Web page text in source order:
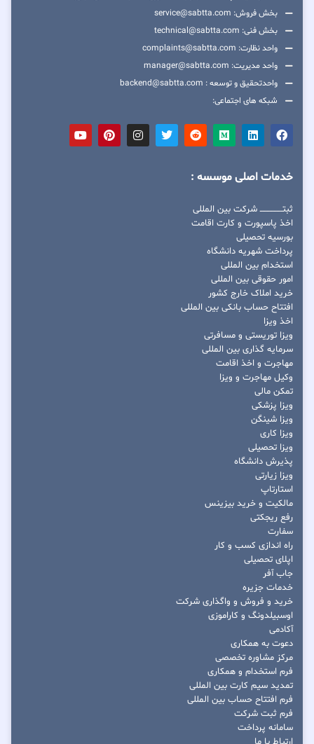
بخش فروش: service@sabtta.com
بخش فنی: technical@sabtta.com
واحد نظارت: complaints@sabtta.com
واحد مدیریت: manager@sabtta.com
واحدتحقیق و توسعه : backend@sabtta.com
شبکه های اجتماعی:
خدمات اصلی موسسه :
ثبتــــــــــــــــ شرکت بین المللی
اخذ پاسپورت و کارت اقامت
بورسیه تحصیلی
پرداخت شهریه دانشگاه
استخدام بین المللی
امور حقوقی بین المللی
خرید املاک خارج کشور
افتتاح حساب بانکی بین المللی
اخذ ویزا
ویزا توریستی و مسافرتی
سرمایه گذاری بین المللی
مهاجرت و اخذ اقامت
وکیل مهاجرت و ویزا
تمکن مالی
ویزا پزشکی
ویزا شینگن
ویزا کاری
ویزا تحصیلی
پذیرش دانشگاه
ویزا زیارتی
استارتاپ
مالکیت و خرید بیزینس
رفع ریجکتی
سفارت
راه اندازی کسب و کار
اپلای تحصیلی
جاب آفر
خدمات جزیره
خرید و فروش و واگذاری شرکت
اوسبیلدونگ و کاراموزی
آکادمی
دعوت به همکاری
مرکز مشاوره تخصصی
فرم استخدام و همکاری
تمدید سیم کارت بین المللی
فرم افتتاح حساب بین المللی
فرم ثبت شرکت
سامانه پرداخت